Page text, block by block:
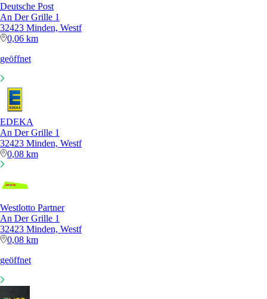
Deutsche Post
An Der Grille 1
32423 Minden, Westf
0,06 km
geöffnet
EDEKA
An Der Grille 1
32423 Minden, Westf
0,08 km
Westlotto Partner
An Der Grille 1
32423 Minden, Westf
0,08 km
geöffnet